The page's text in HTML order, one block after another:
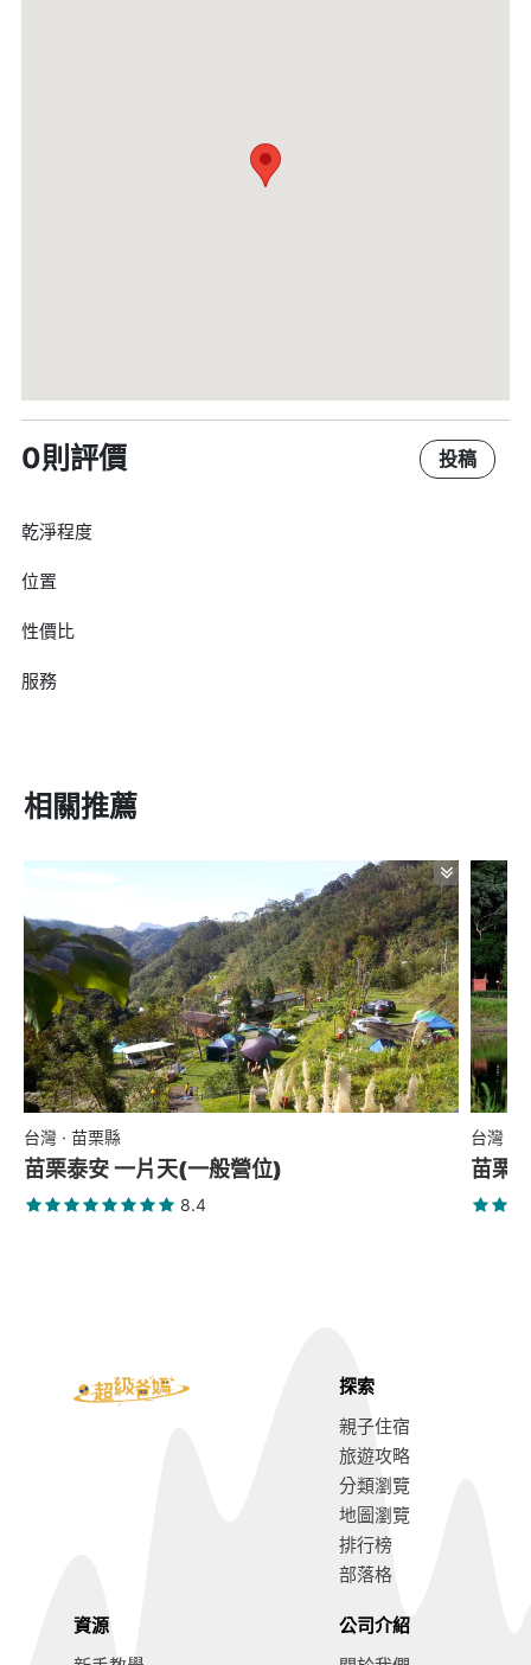
0則評價 投稿
乾淨程度
位置
性價比
服務
相關推薦
台灣 · 苗栗縣
苗栗泰安 一片天(一般營位)
8.4
台灣 ·
苗栗
探索
親子住宿
旅遊攻略
分類瀏覽
地圖瀏覽
排行榜
部落格
資源
公司介紹